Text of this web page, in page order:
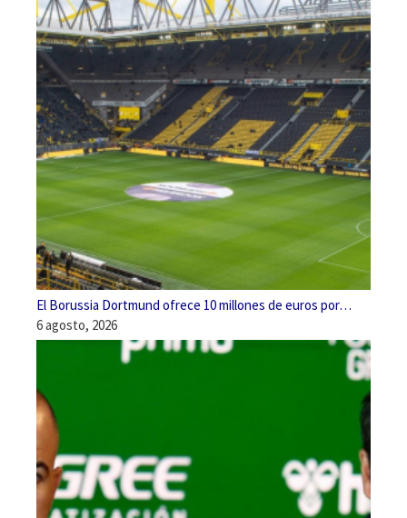
El Borussia Dortmund ofrece 10 millones de euros por…
6 agosto, 2026